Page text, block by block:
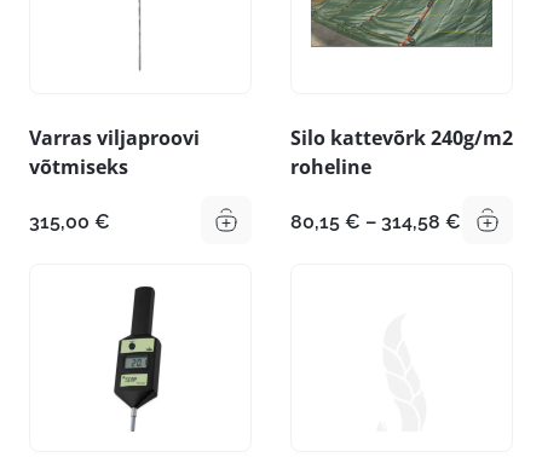
Varras viljaproovi
võtmiseks
315,00 €
Silo kattevõrk 240g/m2
roheline
80,15 € – 314,58 €